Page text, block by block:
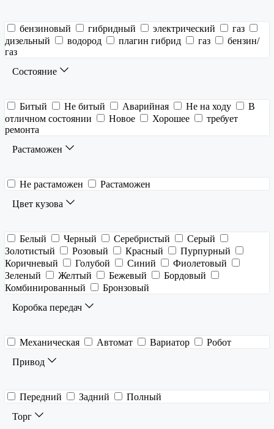
бензиновый гибридный электрический
газ
дизельный
водород плагин гибрид газ
бензин/
газ
Состояние
Битый Не битый Аварийная Не на ходу
В
отличном состоянии
Новое Хорошее
требует
ремонта
Растаможен
Не растаможен
Растаможен
Цвет кузова
Белый Черный Серебристый
Серый
Золотистый
Розовый Красный
Пурпурный
Коричневый
Голубой Синий
Фиолетовый
Зеленый
Желтый Бежевый
Бордовый
Комбинированный
Бронзовый
Коробка передач
Механическая Автомат Вариатор
Робот
Привод
Передний Задний
Полный
Торг